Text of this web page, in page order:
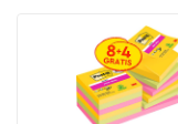
Breite [mm]